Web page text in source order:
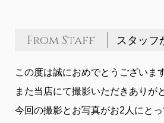
From Staff スタッフ
この度は誠におめでとうございま
また当店にて撮影いただきありが
今回の撮影とお写真がお2人にと